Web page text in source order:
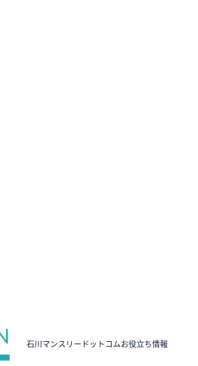
石川マンスリードットコムお役立ち情報